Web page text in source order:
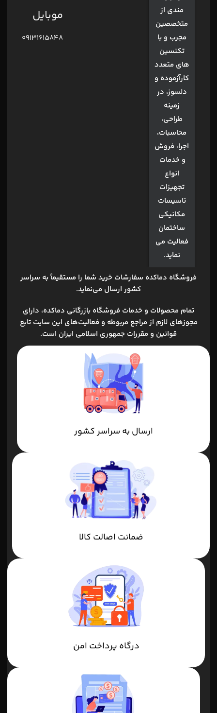
مندی از
متخصصین
مجرب و با
تکنسین
های متعدد
کارآزموده و
دلسوز، در
زمینه
طراحی،
محاسبات،
اجرا، فروش
و خدمات
انواع
تجهیزات
تاسیسات
مکانیکی
ساختمان
فعالیت می
نماید.
موبایل
09131615848
فروشگاه دماکده سفارشات خرید شما را مستقیماً به سراسر
کشور ارسال می‌نماید.
تمام محصولات و خدمات فروشگاه بازرگانی دماکده، داراي
مجوزهاي لازم از مراجع مربوطه و فعاليت‌هاي اين سايت تابع
قوانين و مقررات جمهوري اسلامي ايران است.
ارسال به سراسر کشور
ضمانت اصالت کالا
درگاه پرداخت امن